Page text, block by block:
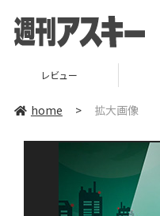
レビュー
home > 拡大画像